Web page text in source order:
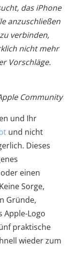
das iPhone
anzuschließen
verbinden,
nicht mehr
Vorschläge.
Community
und Ihr
und nicht
Dieses
einen
Sorge,
Gründe,
Apple-Logo
praktische
wieder zum